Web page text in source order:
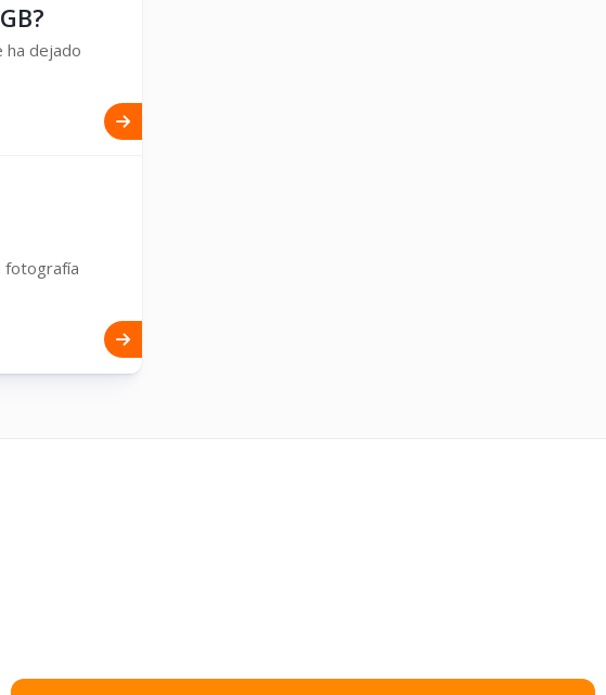
ha dejado
fotografía